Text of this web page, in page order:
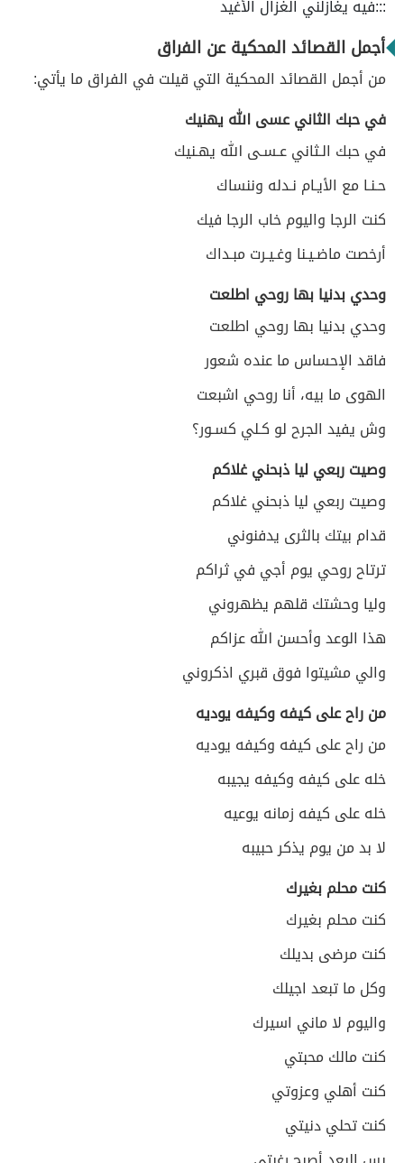
:::فيه يغازلني الغزال الأغيد
أجمل القصائد المحكية عن الفراق
من أجمل القصائد المحكية التي قيلت في الفراق ما يأتي:
في حبك الثاني عسى الله يهنيك
في حبك الـثاني عـسـى الله يهـنيك
حـنـا مع الأيـام نـدله وننساك
كنت الرجا واليوم خاب الرجا فيك
أرخصت ماضـيـنا وغـيـرت مبـداك
وحدي بدنيا بها روحي اطلعت
وحدي بدنيا بها روحي اطلعت
فاقد الإحساس ما عنده شعور
الهوى ما بيه، أنا روحي اشبعت
وش يفيد الجرح لو كـلي كسـور؟
وصيت ربعي ليا ذبحني غلاكم
وصيت ربعي ليا ذبحني غلاكم
قدام بيتك بالثرى يدفنوني
ترتاح روحي يوم أجي في ثراكم
وليا وحشتك قلهم يظهروني
هذا الوعد وأحسن الله عزاكم
والي مشيتوا فوق قبري اذكروني
من راح على كيفه وكيفه يوديه
من راح على كيفه وكيفه يوديه
خله على كيفه وكيفه يجيبه
خله على كيفه زمانه يوعيه
لا بد من يوم يذكر حبيبه
كنت محلم بغيرك
كنت محلم بغيرك
كنت مرضى بديلك
وكل ما تبعد اجيلك
واليوم لا ماني اسيرك
كنت مالك محبتي
كنت أهلي وعزوتي
كنت تحلي دنيتي